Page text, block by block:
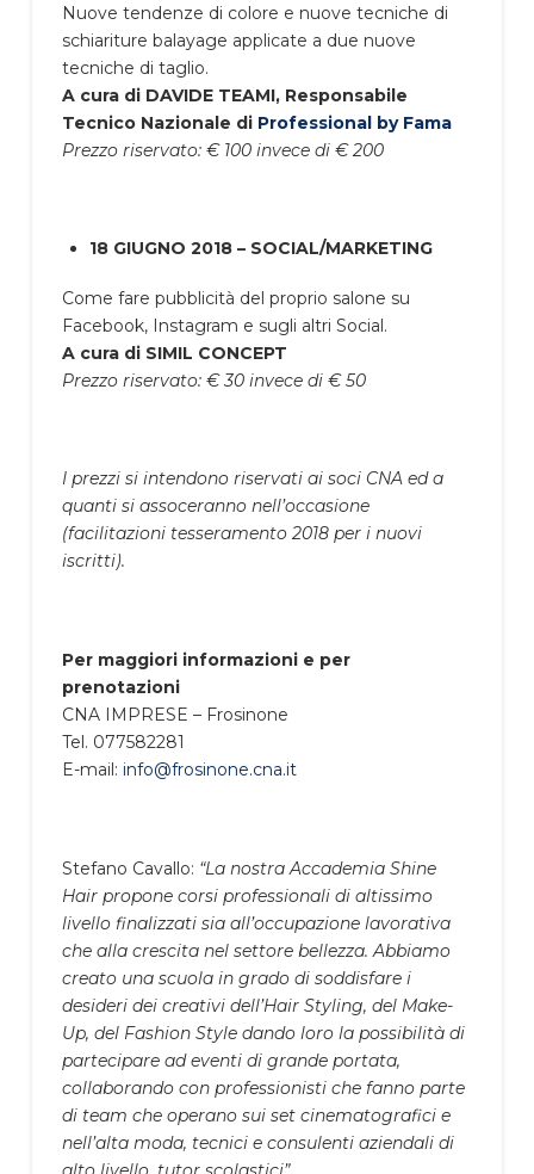
Nuove tendenze di colore e nuove tecniche di
schiariture balayage applicate a due nuove
tecniche di taglio.
A cura di DAVIDE TEAMI, Responsabile
Tecnico Nazionale di Professional by Fama
Prezzo riservato: € 100 invece di € 200
18 GIUGNO 2018 – SOCIAL/MARKETING
Come fare pubblicità del proprio salone su
Facebook, Instagram e sugli altri Social.
A cura di SIMIL CONCEPT
Prezzo riservato: € 30 invece di € 50
I prezzi si intendono riservati ai soci CNA ed a
quanti si assoceranno nell’occasione
(facilitazioni tesseramento 2018 per i nuovi
iscritti).
Per maggiori informazioni e per
prenotazioni
CNA IMPRESE – Frosinone
Tel. 077582281
E-mail: info@frosinone.cna.it
Stefano Cavallo: “La nostra Accademia Shine
Hair propone corsi professionali di altissimo
livello finalizzati sia all’occupazione lavorativa
che alla crescita nel settore bellezza. Abbiamo
creato una scuola in grado di soddisfare i
desideri dei creativi dell’Hair Styling, del Make-
Up, del Fashion Style dando loro la possibilità di
partecipare ad eventi di grande portata,
collaborando con professionisti che fanno parte
di team che operano sui set cinematografici e
nell’alta moda, tecnici e consulenti aziendali di